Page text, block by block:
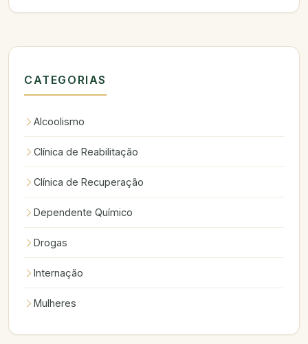
CATEGORIAS
Alcoolismo
Clínica de Reabilitação
Clínica de Recuperação
Dependente Químico
Drogas
Internação
Mulheres